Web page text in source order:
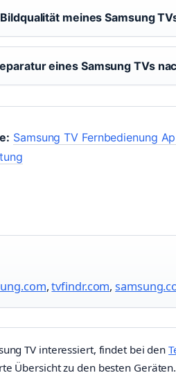
meines Samsung
eines Samsung TVs
Samsung TV Fernbedienung
,tvfindr.com,
TV interessiert, findet bei den
Übersicht zu den besten Geräten.